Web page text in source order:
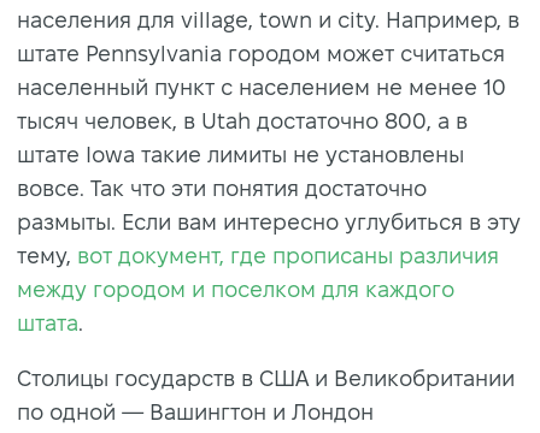
населения для village, town и city. Например, в
штате Pennsylvania городом может считаться
населенный пункт с населением не менее 10
тысяч человек, в Utah достаточно 800, а в
штате Iowa такие лимиты не установлены
вовсе. Так что эти понятия достаточно
размыты. Если вам интересно углубиться в эту
тему, вот документ, где прописаны различия
между городом и поселком для каждого
штата.
Столицы государств в США и Великобритании
по одной — Вашингтон и Лондон